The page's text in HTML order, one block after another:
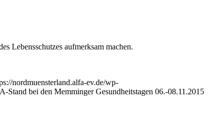
Lebensschutzes aufmerksam machen.
nordmuensterland.alfa-ev.de/wp-
Stand bei den Memminger Gesundheitstagen 06.-08.11.2015